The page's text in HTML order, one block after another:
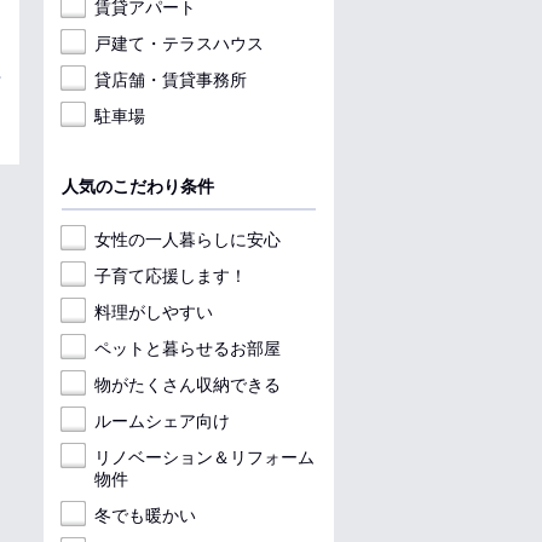
賃貸アパート
戸建て・テラスハウス
貸店舗・賃貸事務所
駐車場
人気のこだわり条件
女性の一人暮らしに安心
子育て応援します！
料理がしやすい
ペットと暮らせるお部屋
物がたくさん収納できる
ルームシェア向け
リノベーション＆リフォーム
物件
冬でも暖かい